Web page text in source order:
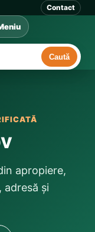
Contact
Caută
apropiere,
și